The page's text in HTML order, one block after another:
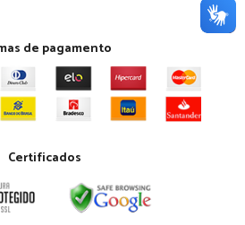
de pagamento
Certificados